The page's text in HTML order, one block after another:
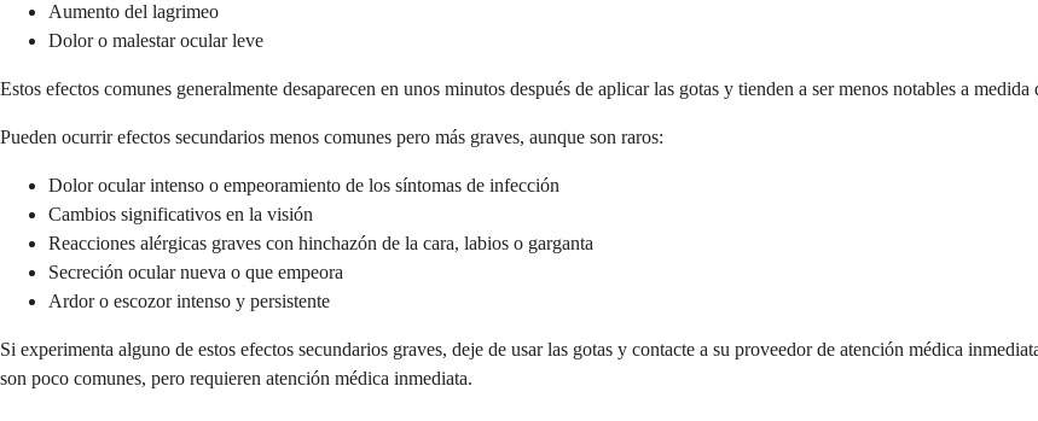
Aumento del lagrimeo
Dolor o malestar ocular leve
Estos efectos comunes generalmente desaparecen en unos minutos después de aplicar las gotas y tienden a ser menos notables a
Pueden ocurrir efectos secundarios menos comunes pero más graves, aunque son raros:
Dolor ocular intenso o empeoramiento de los síntomas de infección
Cambios significativos en la visión
Reacciones alérgicas graves con hinchazón de la cara, labios o garganta
Secreción ocular nueva o que empeora
Ardor o escozor intenso y persistente
Si experimenta alguno de estos efectos secundarios graves, deje de usar las gotas y contacte a su proveedor de atención médica
son poco comunes, pero requieren atención médica inmediata.